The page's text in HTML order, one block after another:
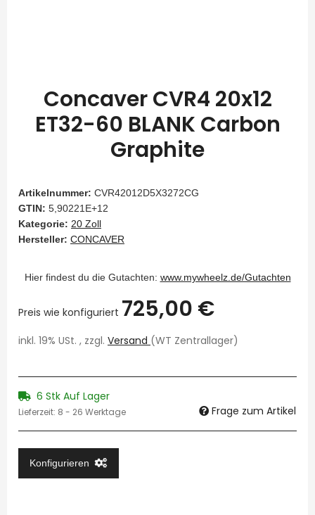
Concaver CVR4 20x12
ET32-60 BLANK Carbon
Graphite
Artikelnummer: CVR42012D5X3272CG
GTIN: 5,90221E+12
Kategorie: 20 Zoll
Hersteller: CONCAVER
Hier findest du die Gutachten: www.mywheelz.de/Gutachten
Preis wie konfiguriert 725,00 €
inkl. 19% USt. , zzgl. Versand (WT Zentrallager)
6 Stk Auf Lager
Lieferzeit: 8 - 26 Werktage Frage zum Artikel
Konfigurieren